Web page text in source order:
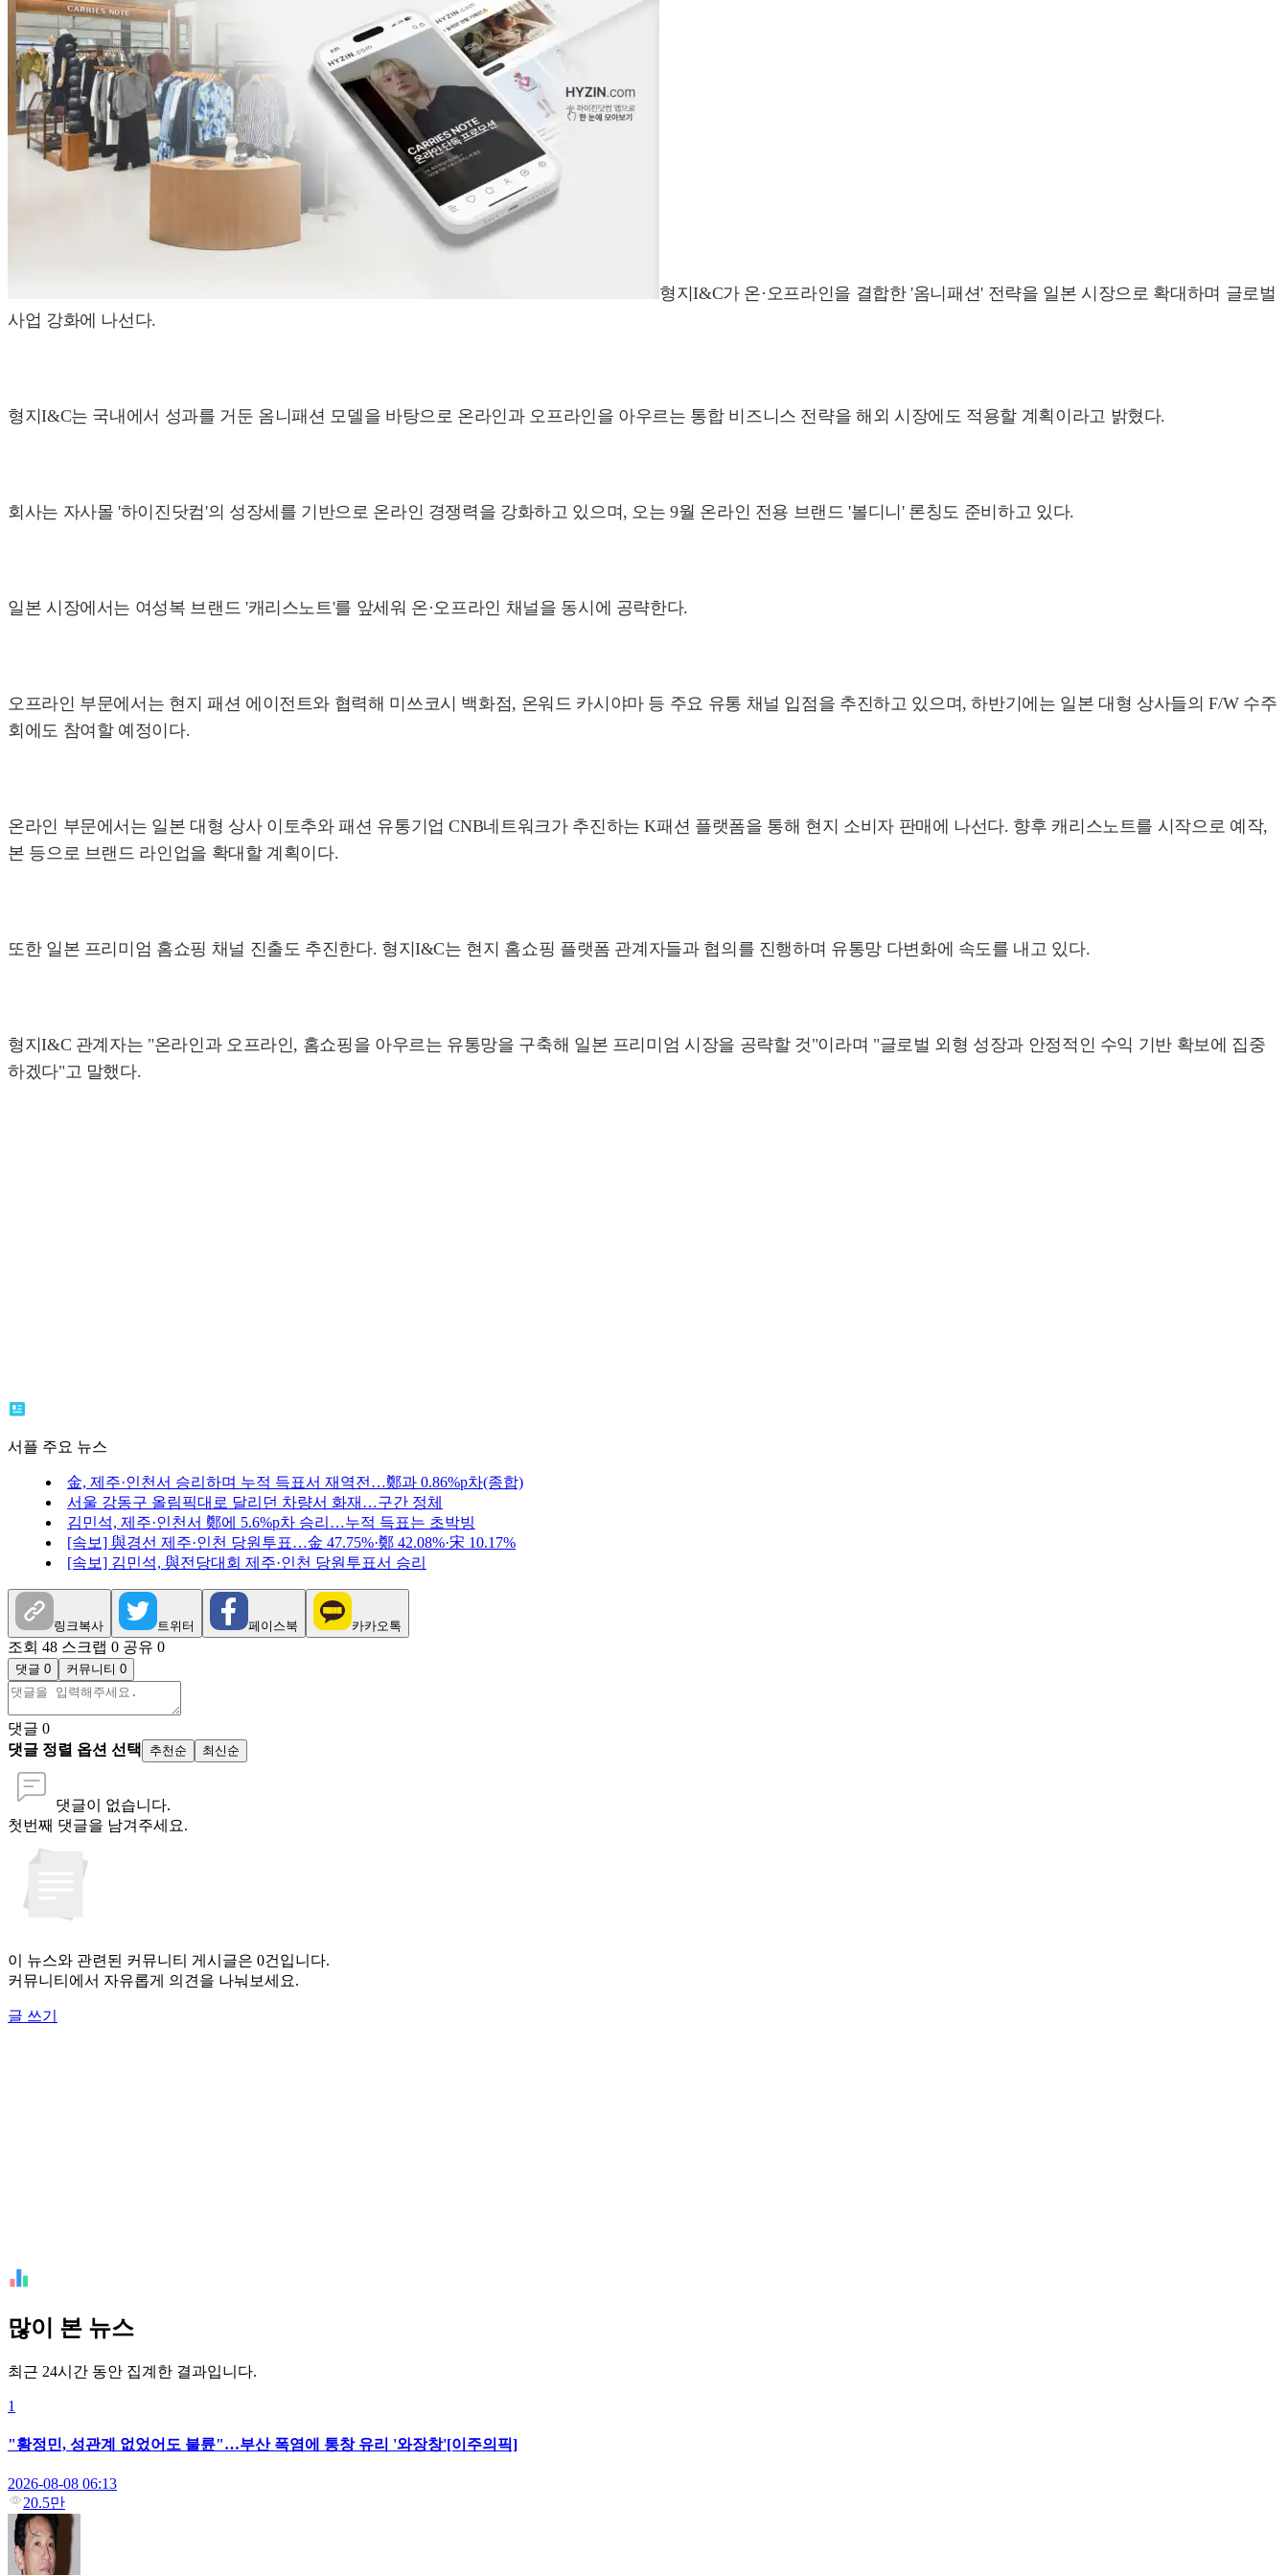
형지I&C가 온·오프라인을 결합한 '옴니패션' 전략을 일본 시장으로 확대하며 글로벌
사업 강화에 나선다.
형지I&C는 국내에서 성과를 거둔 옴니패션 모델을 바탕으로 온라인과 오프라인을 아우르는 통합 비즈니스 전략을 해외 시장에도 적용할 계획이라고 밝혔다.
회사는 자사몰 '하이진닷컴'의 성장세를 기반으로 온라인 경쟁력을 강화하고 있으며, 오는 9월 온라인 전용 브랜드 '볼디니' 론칭도 준비하고 있다.
일본 시장에서는 여성복 브랜드 '캐리스노트'를 앞세워 온·오프라인 채널을 동시에 공략한다.
오프라인 부문에서는 현지 패션 에이전트와 협력해 미쓰코시 백화점, 온워드 카시야마 등 주요 유통 채널 입점을 추진하고 있으며, 하반기에는 일본 대형 상사들의 F/W 수주
회에도 참여할 예정이다.
온라인 부문에서는 일본 대형 상사 이토추와 패션 유통기업 CNB네트워크가 추진하는 K패션 플랫폼을 통해 현지 소비자 판매에 나선다. 향후 캐리스노트를 시작으로 예작,
본 등으로 브랜드 라인업을 확대할 계획이다.
또한 일본 프리미엄 홈쇼핑 채널 진출도 추진한다. 형지I&C는 현지 홈쇼핑 플랫폼 관계자들과 협의를 진행하며 유통망 다변화에 속도를 내고 있다.
형지I&C 관계자는 "온라인과 오프라인, 홈쇼핑을 아우르는 유통망을 구축해 일본 프리미엄 시장을 공략할 것"이라며 "글로벌 외형 성장과 안정적인 수익 기반 확보에 집중
하겠다"고 말했다.
서플 주요 뉴스
金, 제주·인천서 승리하며 누적 득표서 재역전…鄭과 0.86%p차(종합)
서울 강동구 올림픽대로 달리던 차량서 화재…구간 정체
김민석, 제주·인천서 鄭에 5.6%p차 승리…누적 득표는 초박빙
[속보] 與경선 제주·인천 당원투표…金 47.75%·鄭 42.08%·宋 10.17%
[속보] 김민석, 與전당대회 제주·인천 당원투표서 승리
링크복사 트위터 페이스북 카카오톡
조회 48 스크랩 0 공유 0
댓글 0 커뮤니티 0
댓글 0
댓글 정렬 옵션 선택
추천순 최신순
댓글이 없습니다.
첫번째 댓글을 남겨주세요.
이 뉴스와 관련된 커뮤니티 게시글은 0건입니다.
커뮤니티에서 자유롭게 의견을 나눠보세요.
글 쓰기
많이 본 뉴스
최근 24시간 동안 집계한 결과입니다.
1
"황정민, 성관계 없었어도 불륜"…부산 폭염에 통창 유리 '와장창'[이주의픽]
2026-08-08 06:13
20.5만